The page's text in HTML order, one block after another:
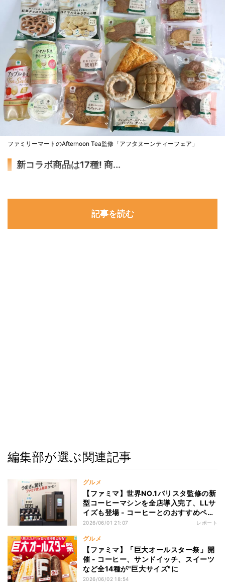
ファミリーマートのAfternoon Tea監修「アフタヌーンティーフェア」
新コラボ商品は17種! 商...
記事を読む
編集部が選ぶ関連記事
グルメ
【ファミマ】世界NO.1バリスタ監修の新
型コーヒーマシンを全店導入完了、LLサ
イズも登場 - コーヒーとのおすすめペア
リングは……「ファミチキ」!?
2026/06/01 21:07 レポート
グルメ
【ファミマ】「巨大オールスター祭」開
催 - コーヒー、サンドイッチ、スイーツ
など全14種が"巨大サイズ"に
2026/06/02 18:54